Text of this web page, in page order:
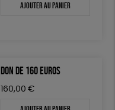
Ajouter au panier
DON DE 160 EUROS
160,00 €